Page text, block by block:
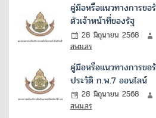
คู่มือหรือแนวทางการขอ
ตัวเจ้าหน้าที่ของรัฐ
28 มิถุนายน 2568
สพม.สร
คู่มือหรือแนวทางการขอ
ประวัติ ก.พ.7 ออนไลน์
28 มิถุนายน 2568
สพม.สร